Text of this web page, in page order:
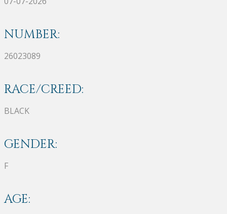
NUMBER:
26023089
RACE/CREED:
BLACK
GENDER:
F
AGE: